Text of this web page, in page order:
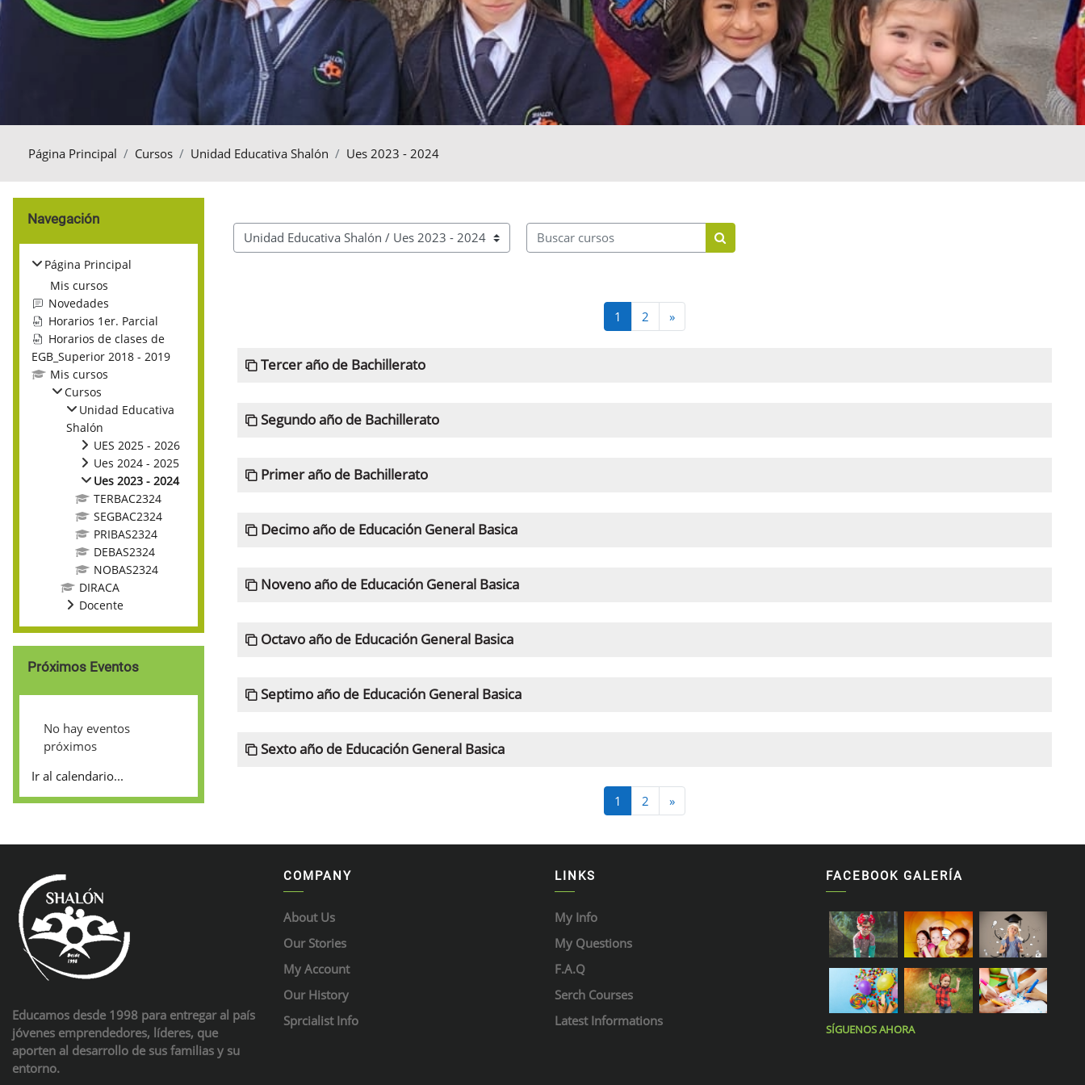
Página Principal Cursos Unidad Educativa Shalón Ues 2023 - 2024
Bloques
Navegación
Página Principal
Mis cursos
Novedades
Horarios 1er. Parcial
Horarios de clases de
EGB_Superior 2018 - 2019
Mis cursos
Cursos
Unidad Educativa
Shalón
UES 2025 - 2026
Ues 2024 - 2025
Ues 2023 - 2024
TERBAC2324
SEGBAC2324
PRIBAS2324
DEBAS2324
NOBAS2324
DIRACA
Docente
Próximos Eventos
No hay eventos
próximos
Ir al calendario...
Categorías
Buscar cursos
Buscar cursos
1 Página 1
2Página 2
»Siguiente página
Tercer año de Bachillerato
Segundo año de Bachillerato
Primer año de Bachillerato
Decimo año de Educación General Basica
Noveno año de Educación General Basica
Octavo año de Educación General Basica
Septimo año de Educación General Basica
Sexto año de Educación General Basica
1 Página 1
2Página 2
»Siguiente página
Educamos desde 1998 para entregar al país
jóvenes emprendedores, líderes, que
aporten al desarrollo de sus familias y su
entorno.
COMPANY
About Us
Our Stories
My Account
Our History
Sprcialist Info
LINKS
My Info
My Questions
F.A.Q
Serch Courses
Latest Informations
FACEBOOK GALERÍA
SÍGUENOS AHORA